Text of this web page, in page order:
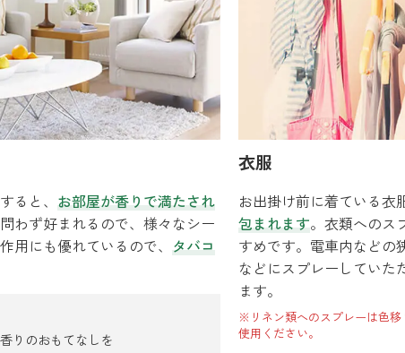
ると、 お部屋が香りで満たされ
わず好まれるので、様々なシー
用にも優れているので、 タバコ
りのおもてなしを
衣服
お出掛け前に着ている衣
包まれます。衣類へのス
すめです。電車内などの
などにスプレーしていた
ます。
※リネン類へのスプレーは色
使用ください。